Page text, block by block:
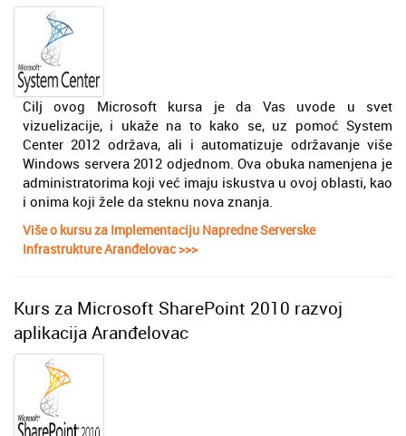
Cilj ovog Microsoft kursa je da Vas uvode u svet
vizuelizacije, i ukaže na to kako se, uz pomoć System
Center 2012 održava, ali i automatizuje održavanje više
Windows servera 2012 odjednom. Ova obuka namenjena je
administratorima koji već imaju iskustva u ovoj oblasti, kao
i onima koji žele da steknu nova znanja.
Više o kursu za Implementaciju Napredne Serverske
Infrastrukture Aranđelovac >>>
Kurs za Microsoft SharePoint 2010 razvoj
aplikacija Aranđelovac